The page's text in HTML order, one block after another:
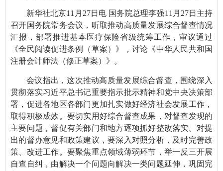
新华社北京11月27日电 国务院总理李强11月27日主持
召开国务院常务会议，听取推动高质量发展综合督查情况
汇报，部署推进基本医疗保险省级统筹工作，审议通过
《全民阅读促进条例（草案）》，讨论《中华人民共和国
注册会计师法（修正草案）》。
会议指出，这次推动高质量发展综合督查，围绕深入
贯彻落实习近平总书记重要指示批示精神和党中央决策部
署，促进各地区各部门更加扎实做好经济社会发展工作，
取得积极成效。要切实用好综合督查成果，对督查发现的
主要问题，督促有关部门和地方逐项抓好整改落实。对提
出的督办意见和政策建议，要深入对照分析，及时完善政
策、改进工作。要聚焦重点领域薄弱环节，举一反三开展
自查自纠，由解决一个问题向解决一类问题延伸，巩固完